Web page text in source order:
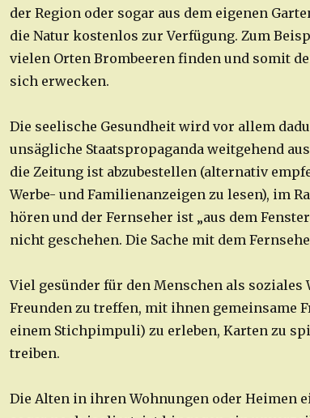
der Region oder sogar aus dem eigenen
die Natur kostenlos zur Verfügung. Zum
vielen Orten Brombeeren finden und somit
sich erwecken.
Die seelische Gesundheit wird vor allem
unsägliche Staatspropaganda weitgehend
die Zeitung ist abzubestellen (alternativ
Werbe- und Familienanzeigen zu lesen), im
hören und der Fernseher ist „aus dem
nicht geschehen. Die Sache mit dem
Viel gesünder für den Menschen als soziales
Freunden zu treffen, mit ihnen gemeinsame
einem Stichpimpuli) zu erleben, Karten zu
treiben.
Die Alten in ihren Wohnungen oder Heimen